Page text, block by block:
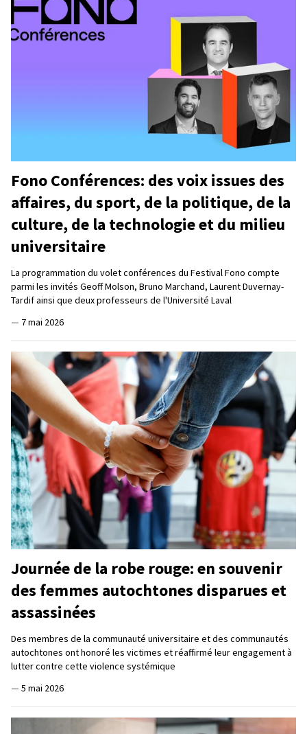
Fono Conférences: des voix issues des
affaires, du sport, de la politique, de la
culture, de la technologie et du milieu
universitaire
La programmation du volet conférences du Festival Fono compte
parmi les invités Geoff Molson, Bruno Marchand, Laurent Duvernay-
Tardif ainsi que deux professeurs de l'Université Laval
— 7 mai 2026
Journée de la robe rouge: en souvenir
des femmes autochtones disparues et
assassinées
Des membres de la communauté universitaire et des communautés
autochtones ont honoré les victimes et réaffirmé leur engagement à
lutter contre cette violence systémique
— 5 mai 2026